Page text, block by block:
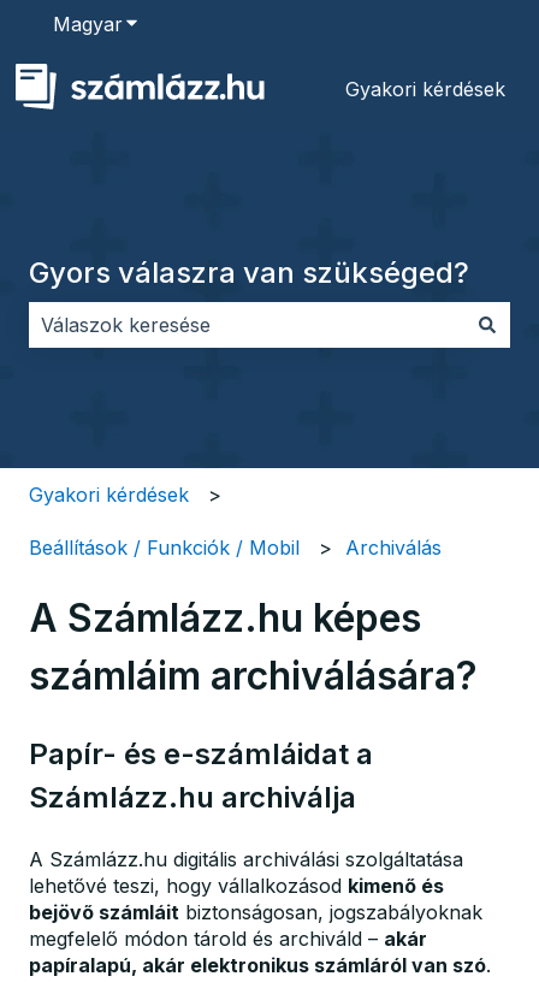
MagyarAlmenü megjelenítése fordításokhoz
Gyakori kérdések
Gyors válaszra van szükséged?
Gyakori kérdések
Beállítások / Funkciók / Mobil Archiválás
A Számlázz.hu képes
számláim archiválására?
Papír- és e-számláidat a
Számlázz.hu archiválja
A Számlázz.hu digitális archiválási szolgáltatása
lehetővé teszi, hogy vállalkozásod kimenő és
bejövő számláit biztonságosan, jogszabályoknak
megfelelő módon tárold és archiváld – akár
papíralapú, akár elektronikus számláról van szó.